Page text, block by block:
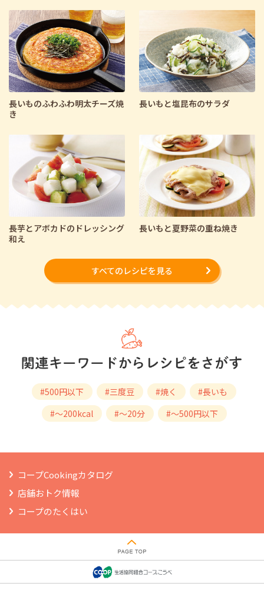
長いものふわふわ明太チーズ焼
き
長いもと塩昆布のサラダ
長芋とアボカドのドレッシング
和え
長いもと夏野菜の重ね焼き
すべてのレシピを見る
#500円以下 #三度豆 #焼く
#長いも
#～200kcal
#～20分 #～500円以下
コープCookingカタログ
店舗おトク情報
コープのたくはい